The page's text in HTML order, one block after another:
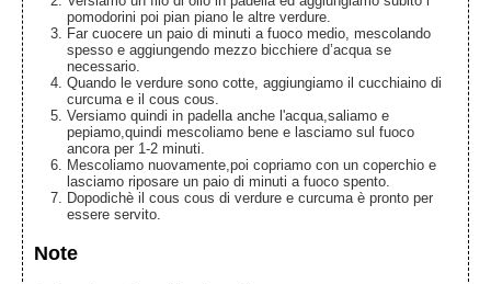
pomodorini poi pian piano le altre verdure.
Far cuocere un paio di minuti a fuoco medio, mescolando
spesso e aggiungendo mezzo bicchiere d’acqua se
necessario.
Quando le verdure sono cotte, aggiungiamo il cucchiaino di
curcuma e il cous cous.
Versiamo quindi in padella anche l'acqua,saliamo e
pepiamo,quindi mescoliamo bene e lasciamo sul fuoco
ancora per 1-2 minuti.
Mescoliamo nuovamente,poi copriamo con un coperchio e
lasciamo riposare un paio di minuti a fuoco spento.
Dopodichè il cous cous di verdure e curcuma è pronto per
essere servito.
Note